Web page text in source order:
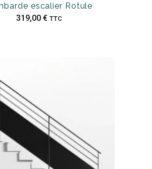
escalier Rotule
319,00 € TTC